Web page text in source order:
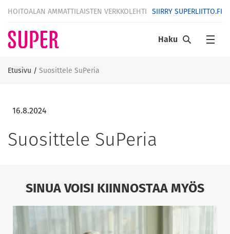
HOITOALAN AMMATTILAISTEN VERKKOLEHTI SIIRRY SUPERLIITTO.FI
Haku
Etusivu / Suosittele SuPeria
16.8.2024
Suosittele SuPeria
SINUA VOISI KIINNOSTAA MYÖS